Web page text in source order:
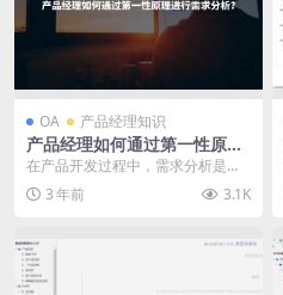
OA 产品经理知识
产品经理如何通过第一性原理
进行需求分析？
在产品开发过程中，需求分析是一
个至关重要的环节。产品经理需要
准确地理解用户需求，...
3 年前 3.1K